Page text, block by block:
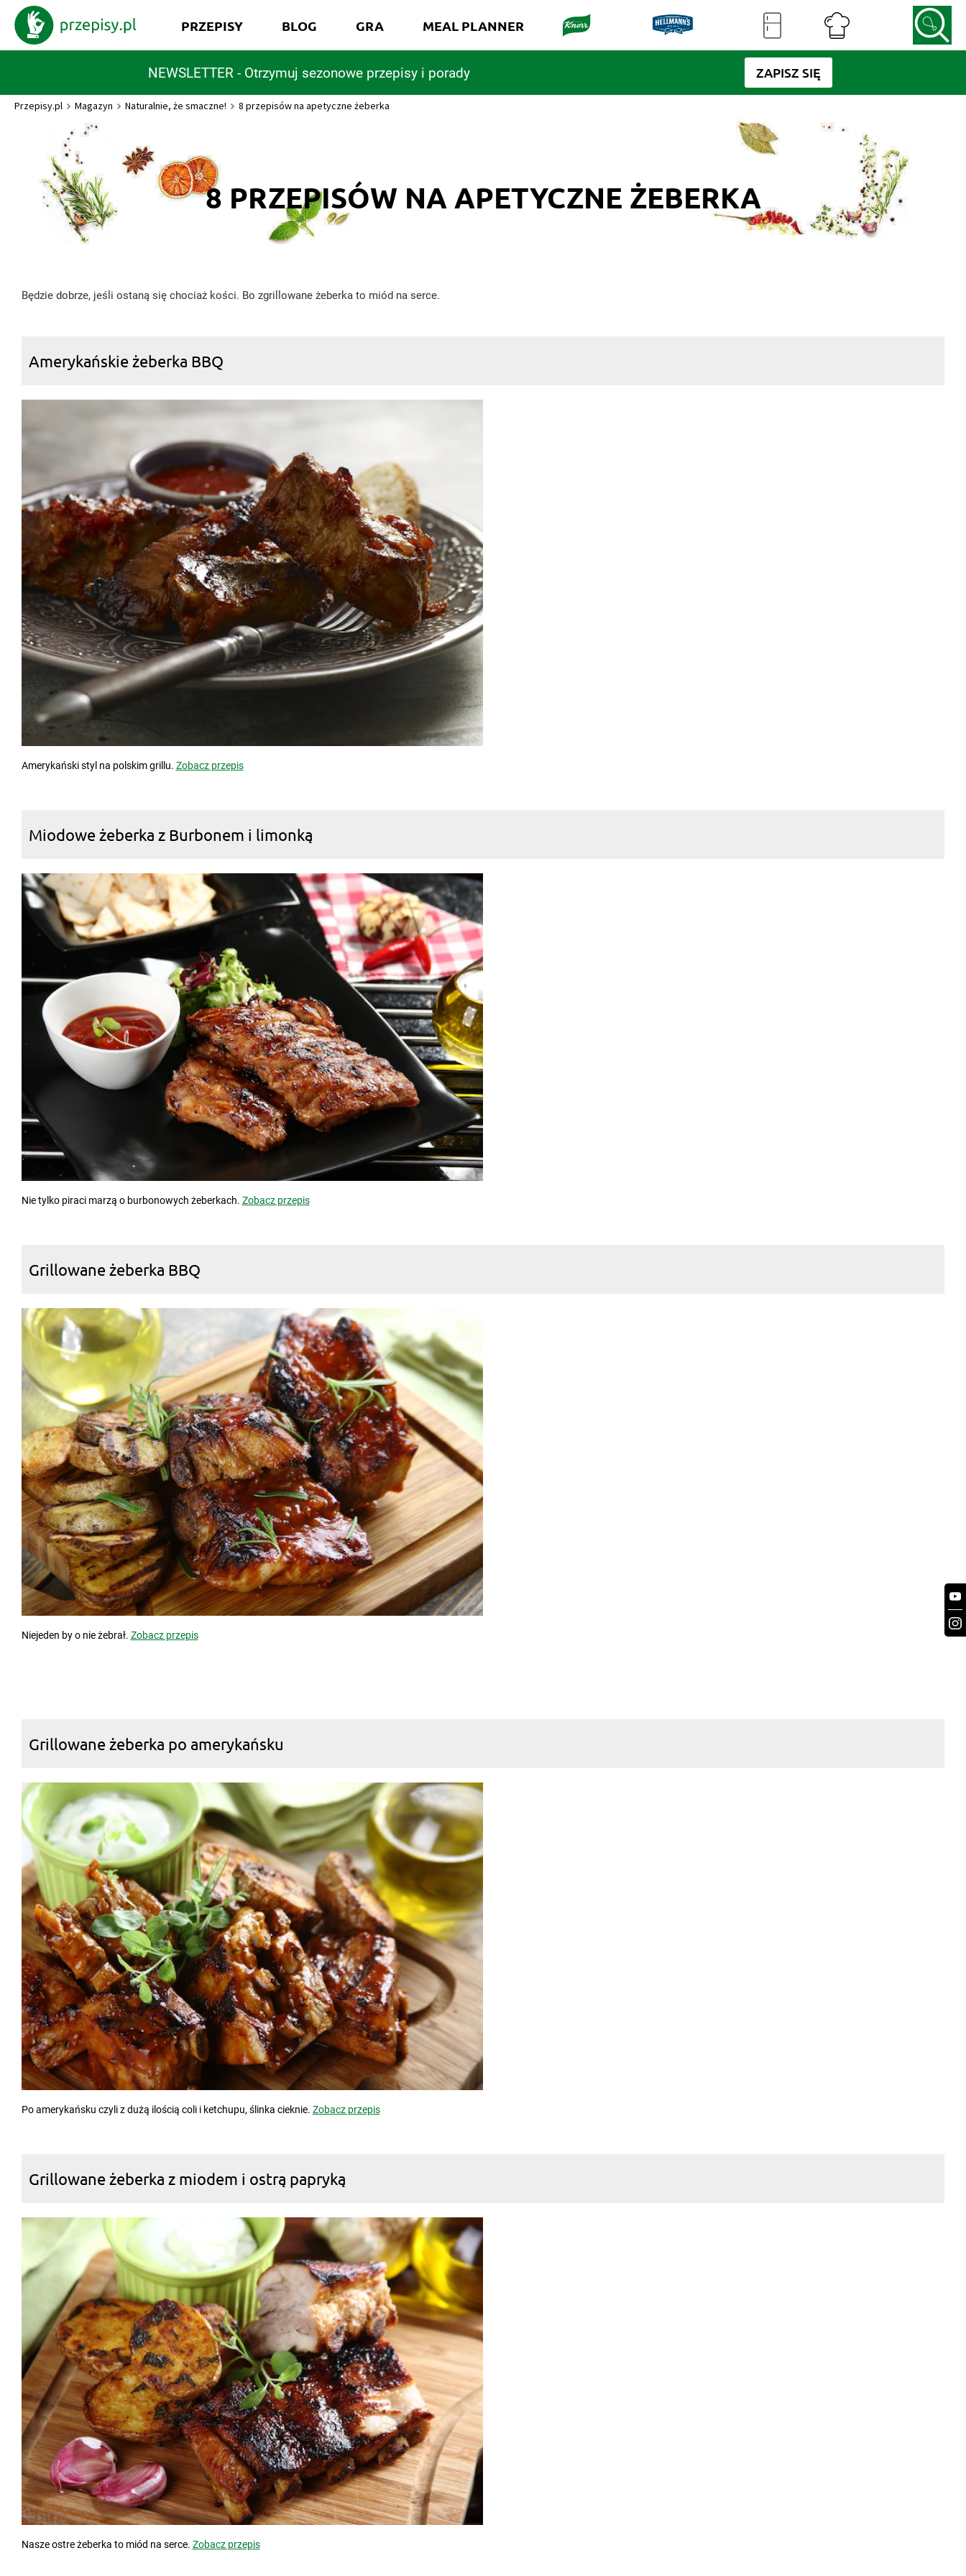
NEWSLETTER - Otrzymuj sezonowe przepisy i porady ZAPISZ SIĘ
PRZEPISY BLOG GRA MEAL PLANNER
Przepisy.pl Magazyn Naturalnie, że smaczne! 8 przepisów na apetyczne żeberka
8 PRZEPISÓW NA APETYCZNE ŻEBERKA
Będzie dobrze, jeśli ostaną się chociaż kości. Bo zgrillowane żeberka to miód na serce.
Amerykańskie żeberka BBQ
Amerykański styl na polskim grillu. Zobacz przepis
Miodowe żeberka z Burbonem i limonką
Nie tylko piraci marzą o burbonowych żeberkach. Zobacz przepis
Grillowane żeberka BBQ
Niejeden by o nie żebrał. Zobacz przepis
Grillowane żeberka po amerykańsku
Po amerykańsku czyli z dużą ilością coli i ketchupu, ślinka cieknie. Zobacz przepis
Grillowane żeberka z miodem i ostrą papryką
Nasze ostre żeberka to miód na serce. Zobacz przepis